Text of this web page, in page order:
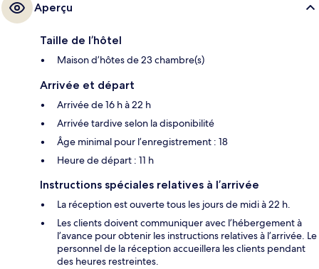
Aperçu
Taille de l’hôtel
Maison d’hôtes de 23 chambre(s)
Arrivée et départ
Arrivée de 16 h à 22 h
Arrivée tardive selon la disponibilité
Âge minimal pour l’enregistrement : 18
Heure de départ : 11 h
Instructions spéciales relatives à l’arrivée
La réception est ouverte tous les jours de midi à 22 h.
Les clients doivent communiquer avec l’hébergement à
l’avance pour obtenir les instructions relatives à l’arrivée. Le
personnel de la réception accueillera les clients pendant
des heures restreintes.